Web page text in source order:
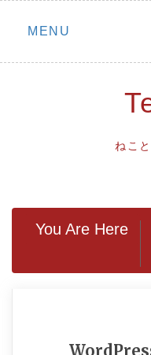
Skip
MENU
ねこ
You Are Here